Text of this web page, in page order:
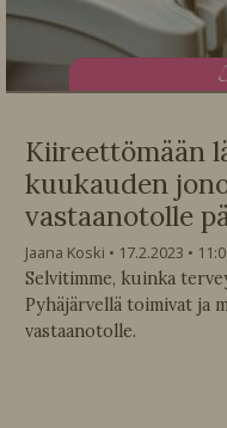
Kiireettömään
kuukauden
vastaanotolle
Jaana Koski 17.2.2023
Selvitimme, kuinka
Pyhäjärvellä toimivat ja
vastaanotolle.